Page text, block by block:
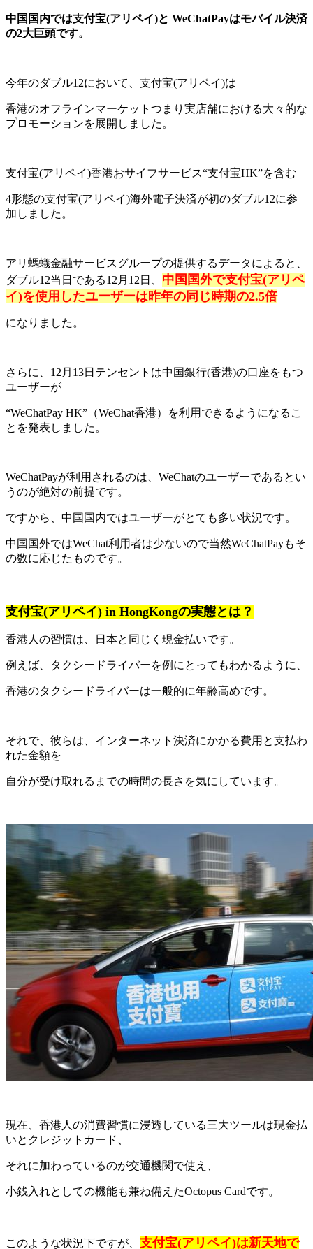
中国国内では支付宝(アリペイ)と WeChatPayはモバイル決済
の2大巨頭です。
今年のダブル12において、支付宝(アリペイ)は
香港のオフラインマーケットつまり実店舗における大々的な
プロモーションを展開しました。
支付宝(アリペイ)香港おサイフサービス“支付宝HK”を含む
4形態の支付宝(アリペイ)海外電子決済が初のダブル12に参
加しました。
アリ螞蟻金融サービスグループの提供するデータによると、
ダブル12当日である12月12日、 中国国外で支付宝(アリペ
イ)を使用したユーザーは昨年の同じ時期の2.5倍
になりました。
さらに、12月13日テンセントは中国銀行(香港)の口座をもつ
ユーザーが
“WeChatPay HK”（WeChat香港）を利用できるようになるこ
とを発表しました。
WeChatPayが利用されるのは、WeChatのユーザーであるとい
うのが絶対の前提です。
ですから、中国国内ではユーザーがとても多い状況です。
中国国外ではWeChat利用者は少ないので当然WeChatPayもそ
の数に応じたものです。
支付宝(アリペイ) in HongKongの実態とは？
香港人の習慣は、日本と同じく現金払いです。
例えば、タクシードライバーを例にとってもわかるように、
香港のタクシードライバーは一般的に年齢高めです。
それで、彼らは、インターネット決済にかかる費用と支払わ
れた金額を
自分が受け取れるまでの時間の長さを気にしています。
現在、香港人の消費習慣に浸透している三大ツールは現金払
いとクレジットカード、
それに加わっているのが交通機関で使え、
小銭入れとしての機能も兼ね備えたOctopus Cardです。
このような状況下ですが、 支付宝(アリペイ)は新天地で